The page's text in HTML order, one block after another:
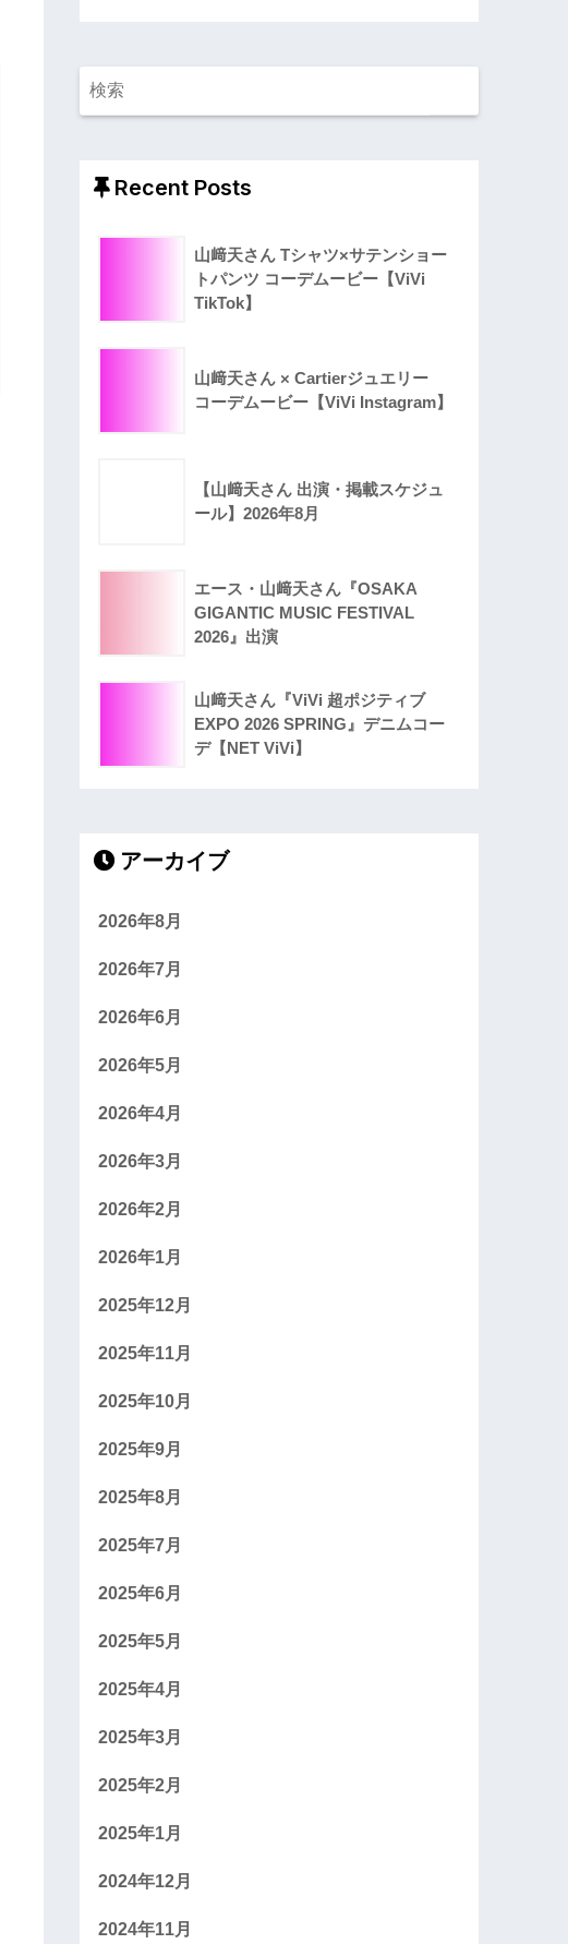
Recent Posts
山﨑天さん Tシャツ×サテンショー
トパンツ コーデムービー【ViVi
TikTok】
山﨑天さん × Cartierジュエリー
コーデムービー【ViVi Instagram】
【山﨑天さん 出演・掲載スケジュ
ール】2026年8月
エース・山﨑天さん『OSAKA
GIGANTIC MUSIC FESTIVAL
2026』出演
山﨑天さん『ViVi 超ポジティブ
EXPO 2026 SPRING』デニムコー
デ【NET ViVi】
アーカイブ
2026年8月
2026年7月
2026年6月
2026年5月
2026年4月
2026年3月
2026年2月
2026年1月
2025年12月
2025年11月
2025年10月
2025年9月
2025年8月
2025年7月
2025年6月
2025年5月
2025年4月
2025年3月
2025年2月
2025年1月
2024年12月
2024年11月